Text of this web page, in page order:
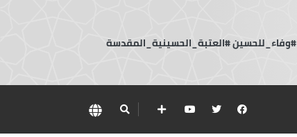
#وفاء_للحسين #العتبة_الحسينية_المقدسة